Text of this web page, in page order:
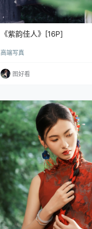
《紫韵佳人》[16P]
高端写真
图好看